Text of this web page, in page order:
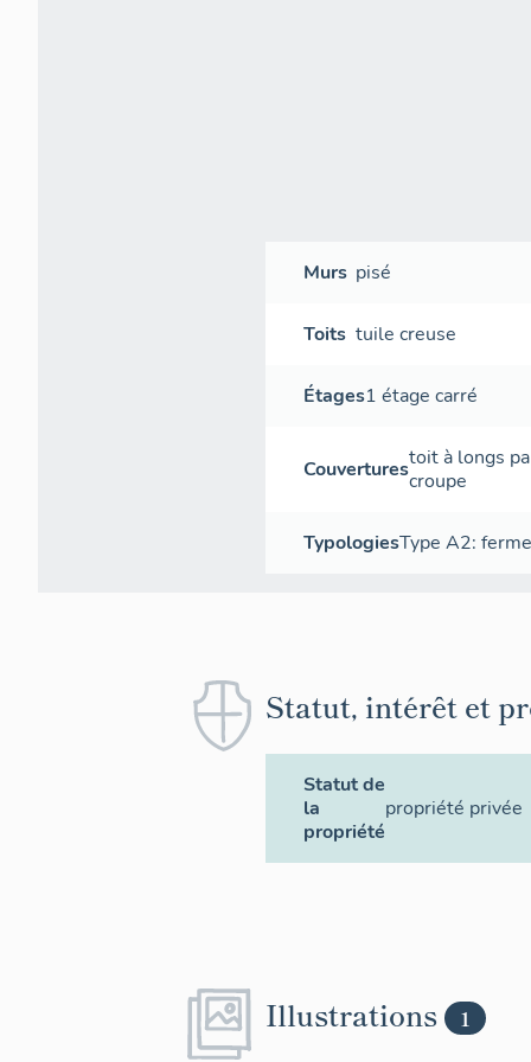
Murs pisé
Toits tuile creuse
Étages1 étage carré
Couverturestoit à longs
croupe
TypologiesType A2:
Statut, intérêt et
Statut de
la
propriété
propriété privée
Illustrations 1